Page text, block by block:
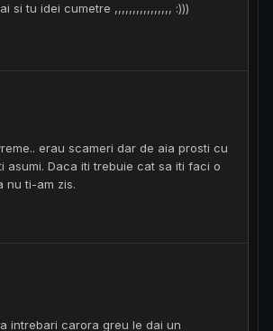
si tu idei cumetre ,,,,,,,,,,,,,,,, :)))
erau scameri dar de aia prosti cu
asumi. Daca iti trebuie cat sa iti faci o
nu ti-am zis.
intrebari carora greu le dai un